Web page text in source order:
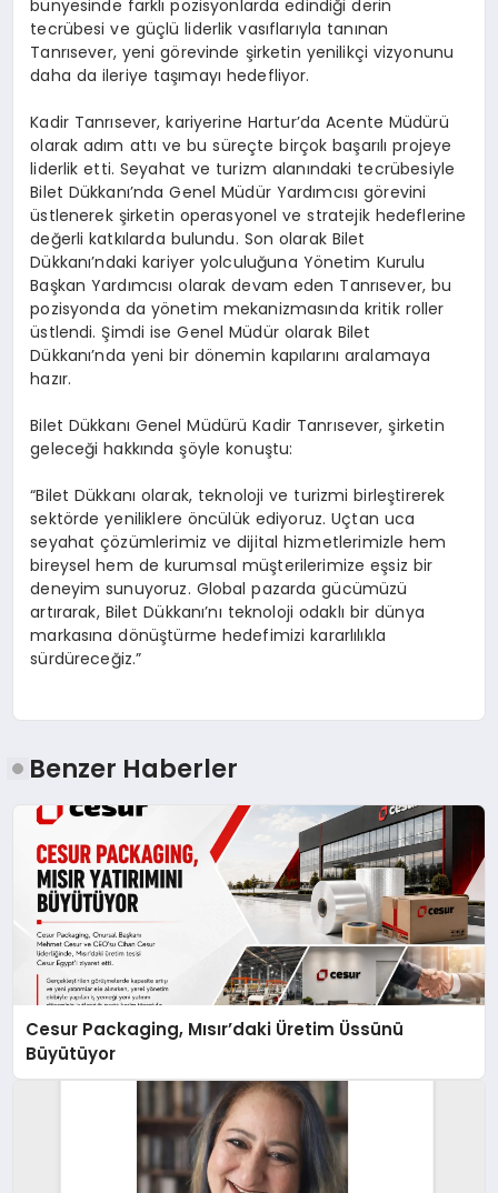
bünyesinde farklı pozisyonlarda edindiği derin
tecrübesi ve güçlü liderlik vasıflarıyla tanınan
Tanrısever, yeni görevinde şirketin yenilikçi vizyonunu
daha da ileriye taşımayı hedefliyor.
Kadir Tanrısever, kariyerine Hartur’da Acente Müdürü
olarak adım attı ve bu süreçte birçok başarılı projeye
liderlik etti. Seyahat ve turizm alanındaki tecrübesiyle
Bilet Dükkanı’nda Genel Müdür Yardımcısı görevini
üstlenerek şirketin operasyonel ve stratejik hedeflerine
değerli katkılarda bulundu. Son olarak Bilet
Dükkanı’ndaki kariyer yolculuğuna Yönetim Kurulu
Başkan Yardımcısı olarak devam eden Tanrısever, bu
pozisyonda da yönetim mekanizmasında kritik roller
üstlendi. Şimdi ise Genel Müdür olarak Bilet
Dükkanı’nda yeni bir dönemin kapılarını aralamaya
hazır.
Bilet Dükkanı Genel Müdürü Kadir Tanrısever, şirketin
geleceği hakkında şöyle konuştu:
“Bilet Dükkanı olarak, teknoloji ve turizmi birleştirerek
sektörde yeniliklere öncülük ediyoruz. Uçtan uca
seyahat çözümlerimiz ve dijital hizmetlerimizle hem
bireysel hem de kurumsal müşterilerimize eşsiz bir
deneyim sunuyoruz. Global pazarda gücümüzü
artırarak, Bilet Dükkanı’nı teknoloji odaklı bir dünya
markasına dönüştürme hedefimizi kararlılıkla
sürdüreceğiz.”
Benzer Haberler
Cesur Packaging, Mısır’daki Üretim Üssünü
Büyütüyor